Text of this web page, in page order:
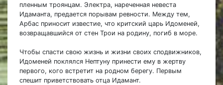
пленным троянцам. Электра, нареченная невеста
Идаманта, предается порывам ревности. Между тем,
Арбас приносит известие, что критский царь Идоменей,
возвращавшийся от стен Трои на родину, погиб в море.
Чтобы спасти свою жизнь и жизни своих сподвижников,
Идоменей поклялся Нептуну принести ему в жертву
первого, кого встретит на родном берегу. Первым
спешит приветствовать отца Идамант.